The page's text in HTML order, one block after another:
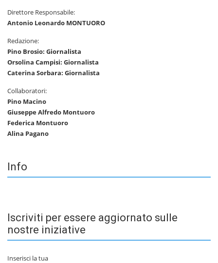
Direttore Responsabile:
Antonio Leonardo MONTUORO
Redazione:
Pino Brosio: Giornalista
Orsolina Campisi: Giornalista
Caterina Sorbara: Giornalista
Collaboratori:
Pino Macino
Giuseppe Alfredo Montuoro
Federica Montuoro
Alina Pagano
Info
Iscriviti per essere aggiornato sulle
nostre iniziative
Inserisci la tua